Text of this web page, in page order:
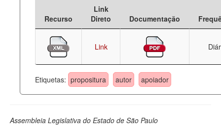
Deputados Estaduais
Administração
Legislação
Perguntas frequentes
Recurso
Link
Direto
Documentação
Link
Etiquetas: propositura autor apoiador
Assembleia Legislativa do Estado de São Paulo